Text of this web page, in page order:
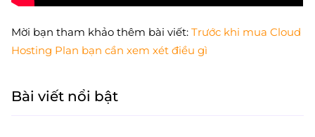
Mời bạn tham khảo thêm bài viết:Trước khi mua Cloud
Hosting Plan bạn cần xem xét điều gì
Bài viết nổi bật